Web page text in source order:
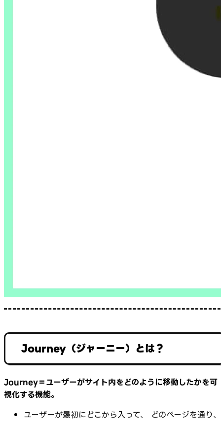
Journey（ジャーニー）とは？
Journey＝ユーザーがサイト内をどのように移動したかを可
視化する機能。
ユーザーが最初にどこから入って、 どのページを通り、